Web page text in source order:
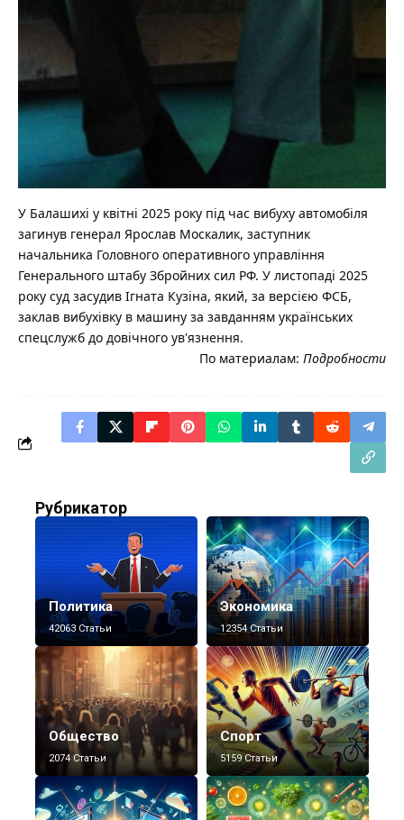
У Балашихі у квітні 2025 року під час вибуху автомобіля
загинув генерал Ярослав Москалик, заступник
начальника Головного оперативного управління
Генерального штабу Збройних сил РФ. У листопаді 2025
року суд засудив Ігната Кузіна, який, за версією ФСБ,
заклав вибухівку в машину за завданням українських
спецслужб до довічного ув'язнення.
По материалам: Подробности
Рубрикатор
Политика
42063 Статьи
Экономика
12354 Статьи
Общество
2074 Статьи
Спорт
5159 Статьи